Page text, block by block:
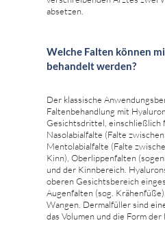
absetzen.
Welche Falten können
behandelt werden?
Der klassische
Faltenbehandlung mit
Gesichtsdrittel, einschließlich
Nasolabialfalte (Falte
Mentolabialfalte (Falte
Kinn), Oberlippenfalten
und der Kinnbereich.
oberen Gesichtsbereich
Augenfalten (sog.
Wangen. Dermalfüller sind
das Volumen und die Form